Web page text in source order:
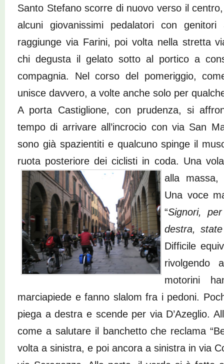
Santo Stefano scorre di nuovo verso il
alcuni giovanissimi pedalatori con
raggiunge via Farini, poi volta nella stretta
chi degusta il gelato sotto al portico a
compagnia. Nel corso del pomeriggio,
unisce davvero, a volte anche solo per
A porta Castiglione, con prudenza, si
tempo di arrivare all’incrocio con via San
sono già spazientiti e qualcuno spinge il
ruota posteriore dei ciclisti in coda. Una
alla
Una voce
“Signori,
destra,
Difficile
rivolgendo
motorini
marciapiede e fanno slalom fra i pedoni.
piega a destra e scende per via D’Azeglio.
come a salutare il banchetto che reclama
volta a sinistra, e poi ancora a sinistra in via